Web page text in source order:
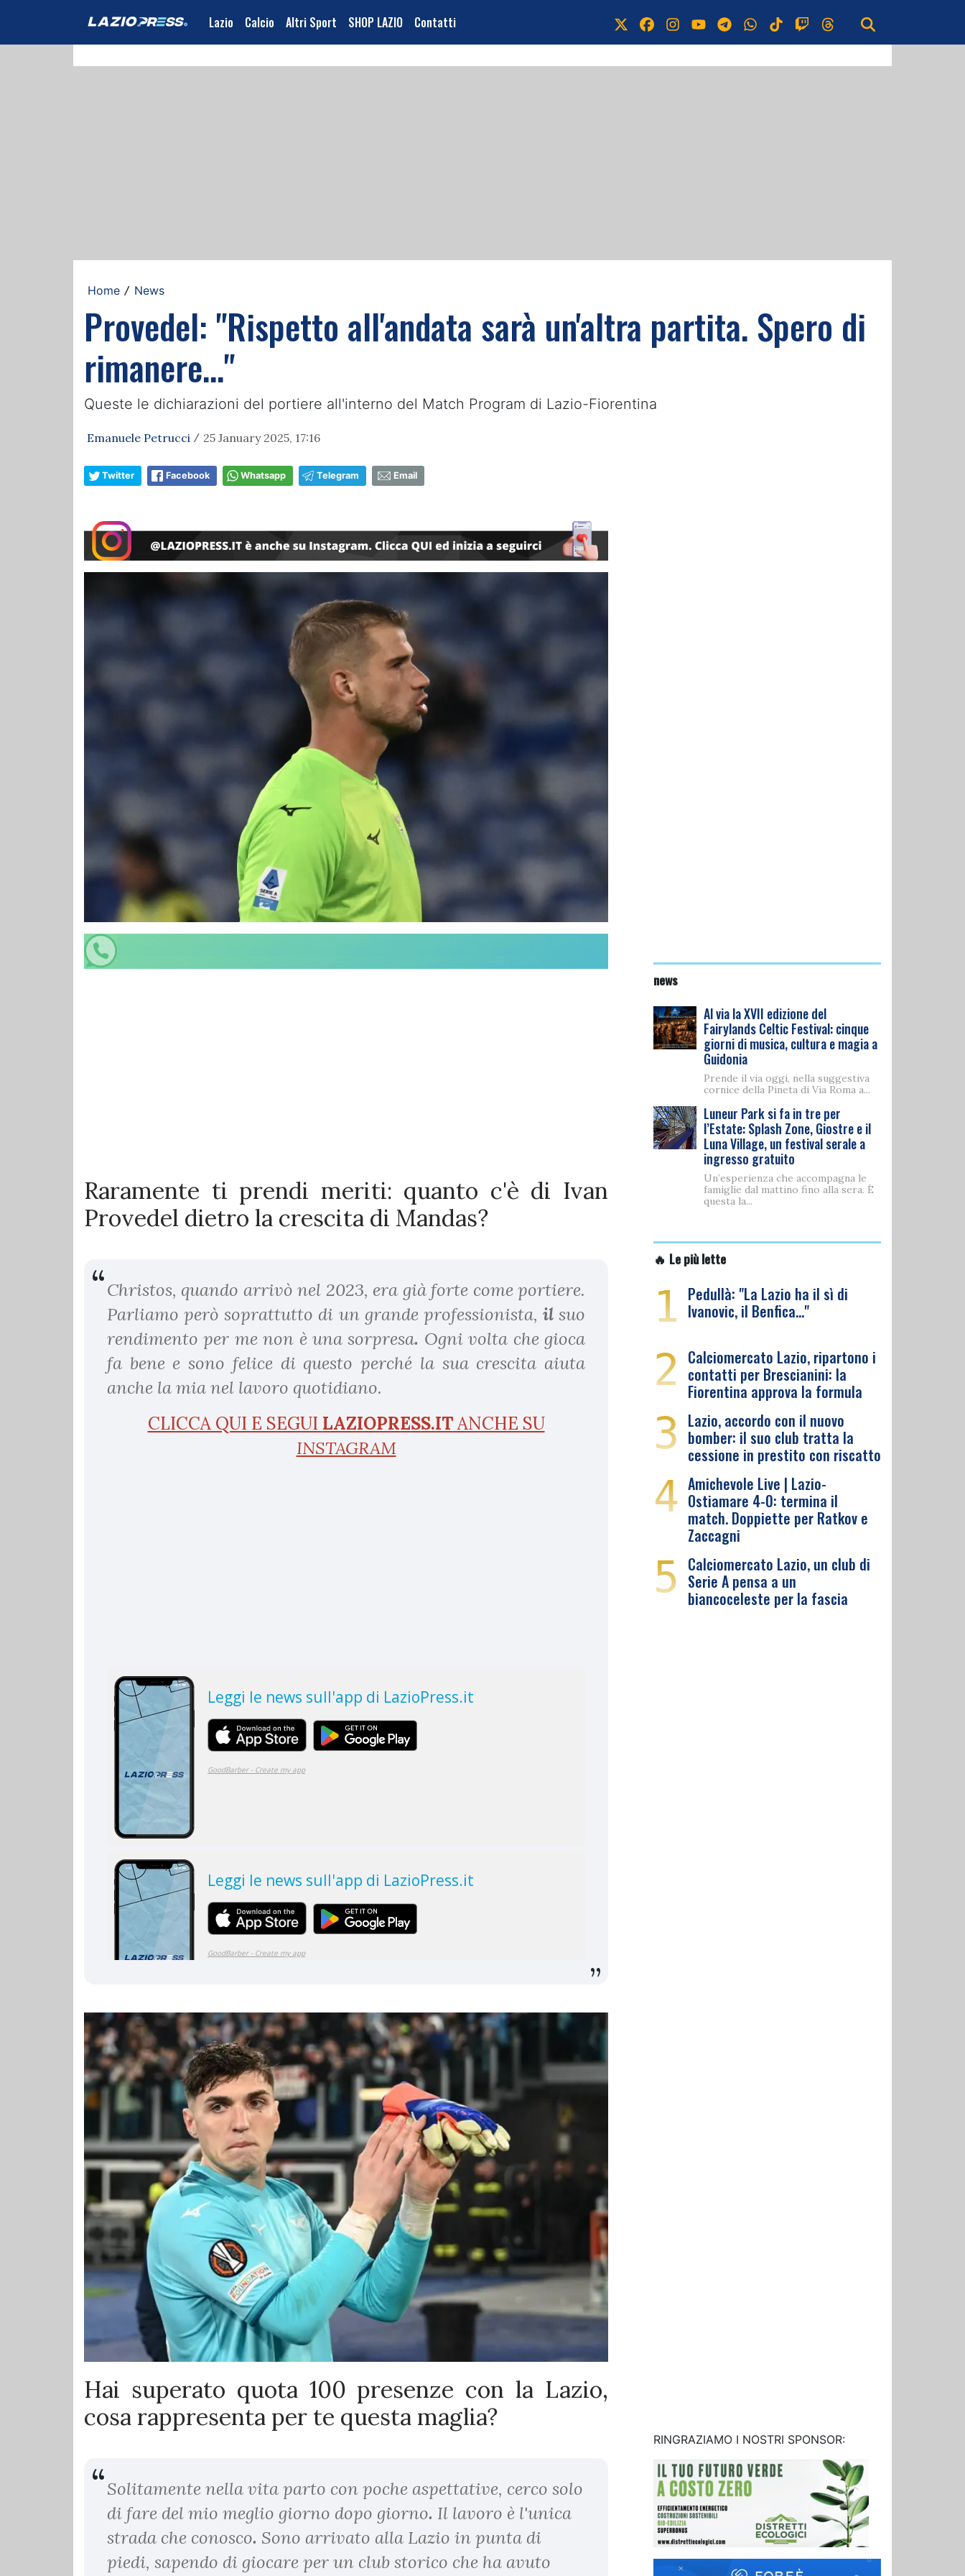
Lazio Calcio Altri Sport SHOP LAZIO Contatti
Home / News
Provedel: "Rispetto all'andata sarà un'altra partita. Spero di
rimanere..."
Queste le dichiarazioni del portiere all'interno del Match Program di Lazio-Fiorentina
Emanuele Petrucci / 25 January 2025, 17:16
Twitter Facebook Whatsapp Telegram Email
Raramente ti prendi meriti: quanto c'è di Ivan
Provedel dietro la crescita di Mandas?
Christos, quando arrivò nel 2023, era già forte come portiere.
Parliamo però soprattutto di un grande professionista, il suo
rendimento per me non è una sorpresa. Ogni volta che gioca
fa bene e sono felice di questo perché la sua crescita aiuta
anche la mia nel lavoro quotidiano.
CLICCA QUI E SEGUI LAZIOPRESS.ITANCHE SU
INSTAGRAM
Hai superato quota 100 presenze con la Lazio,
cosa rappresenta per te questa maglia?
Solitamente nella vita parto con poche aspettative, cerco solo
di fare del mio meglio giorno dopo giorno. Il lavoro è l'unica
strada che conosco. Sono arrivato alla Lazio in punta di
piedi, sapendo di giocare per un club storico che ha avuto
news
Al via la XVII edizione del
Fairylands Celtic Festival: cinque
giorni di musica, cultura e magia a
Guidonia
Prende il via oggi, nella suggestiva
cornice della Pineta di Via Roma a...
Luneur Park si fa in tre per
l’Estate: Splash Zone, Giostre e il
Luna Village, un festival serale a
ingresso gratuito
Un’esperienza che accompagna le
famiglie dal mattino fino alla sera. È
questa la...
🔥 Le più lette
1 Pedullà: "La Lazio ha il sì di
Ivanovic, il Benfica…"
2 Calciomercato Lazio, ripartono i
contatti per Brescianini: la
Fiorentina approva la formula
3 Lazio, accordo con il nuovo
bomber: il suo club tratta la
cessione in prestito con riscatto
4 Amichevole Live | Lazio-
Ostiamare 4-0: termina il
match. Doppiette per Ratkov e
Zaccagni
5 Calciomercato Lazio, un club di
Serie A pensa a un
biancoceleste per la fascia
RINGRAZIAMO I NOSTRI SPONSOR: